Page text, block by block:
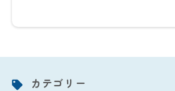
カテゴリー